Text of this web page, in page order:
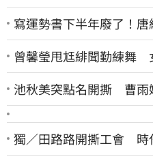
寫運勢書下半年廢了！
曾馨瑩甩尪緋聞勤練舞
池秋美突點名開撕 曹雨
獨／田路路開撕工會 時